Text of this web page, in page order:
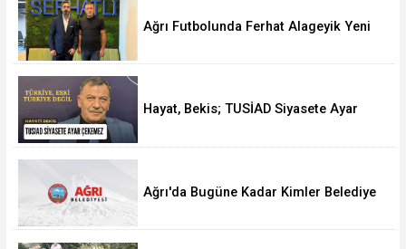
Ağrı Futbolunda Ferhat Alageyik Yeni
Hayat, Bekis; TUSİAD Siyasete Ayar
Ağrı'da Bugüne Kadar Kimler Belediye